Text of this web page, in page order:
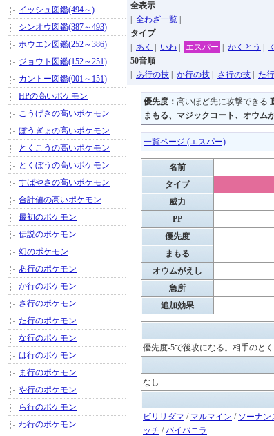
全表示
全わざ一覧
タイプ
あく いわ エスパー かくとう
50音順
あ行の技 か行の技 さ行の技 た
優先度： 高いほど先に攻撃できる
まもる、マジックコート、オウム
一覧ページ (エスパー)
名前
タイプ
威力
PP
優先度
まもる
オウムがえし
急所
追加効果
優先度-5で後攻になる。相手のと
なし
ビリリダマ / マルマイン / ソーナン
ッチ /バイバニラ
イッシュ図鑑(494～)
シンオウ図鑑(387～493)
ホウエン図鑑(252～386)
ジョウト図鑑(152～251)
カントー図鑑(001～151)
HPの高いポケモン
こうげきの高いポケモン
ぼうぎょの高いポケモン
とくこうの高いポケモン
とくぼうの高いポケモン
すばやさの高いポケモン
合計値の高いポケモン
最初のポケモン
伝説のポケモン
幻のポケモン
あ行のポケモン
か行のポケモン
さ行のポケモン
た行のポケモン
な行のポケモン
は行のポケモン
ま行のポケモン
や行のポケモン
ら行のポケモン
わ行のポケモン